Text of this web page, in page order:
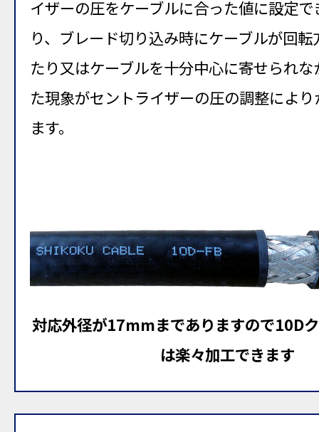
イザーの圧をケーブルに合った値に設定
り、ブレード切り込み時にケーブルが回
たり又はケーブルを十分中心に寄せられ
た現象がセントライザーの圧の調整によ
ます。
対応外径が17mmまでありますので10D
は楽々加工できます